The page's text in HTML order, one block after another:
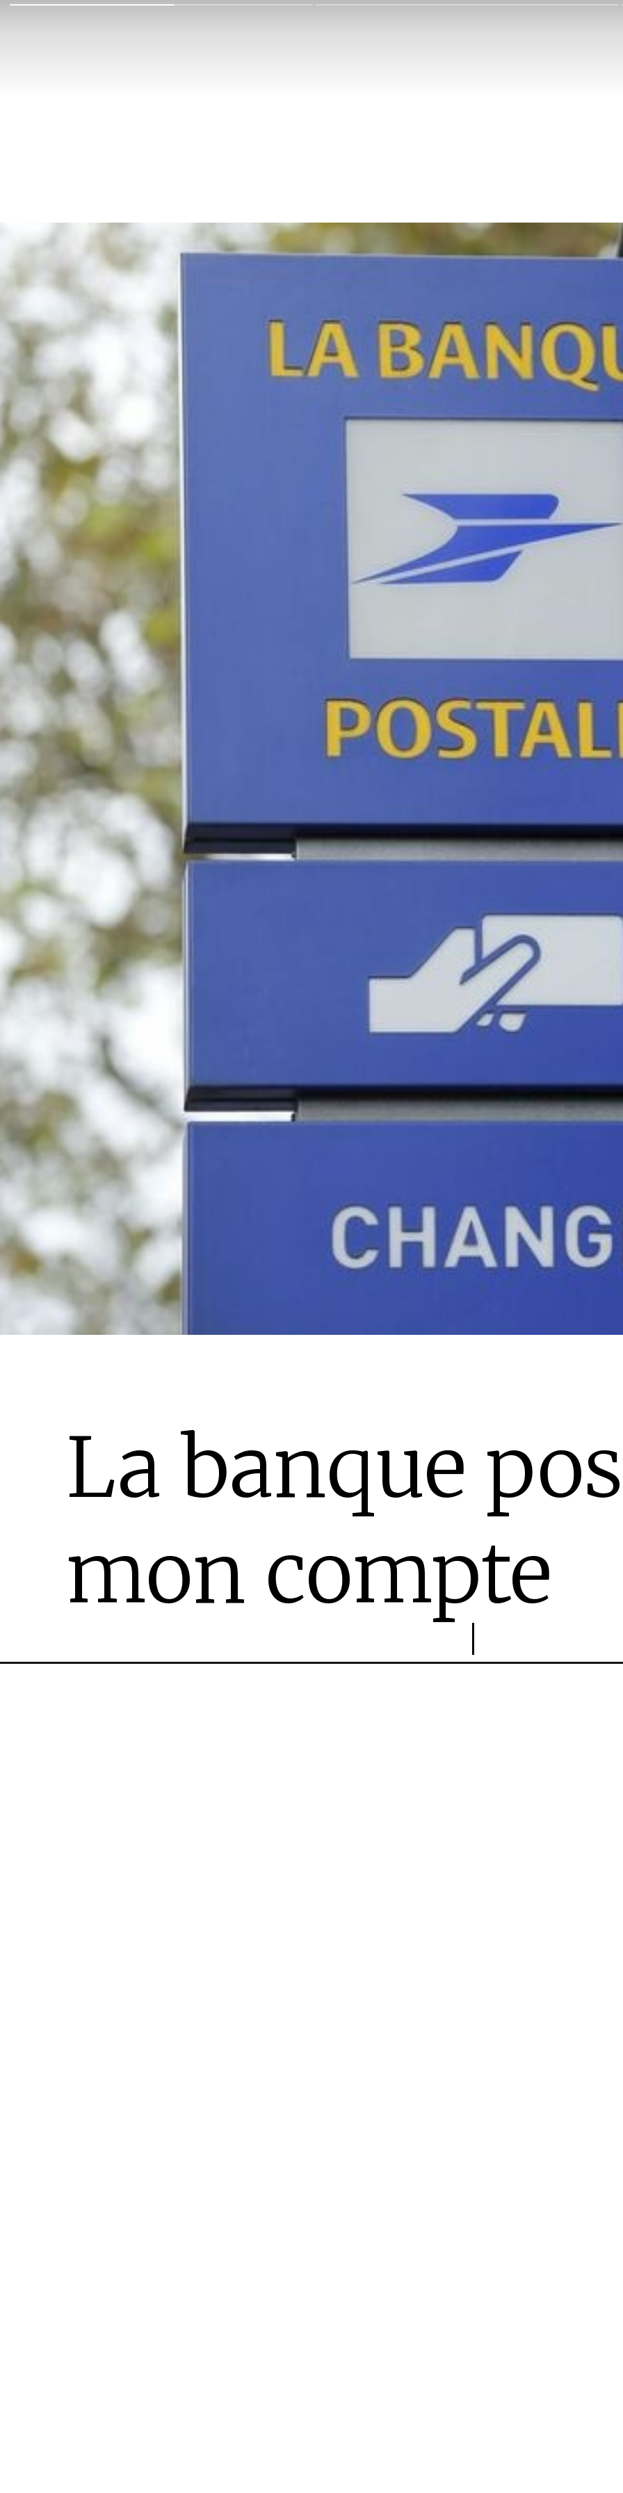
La banque
mon compte